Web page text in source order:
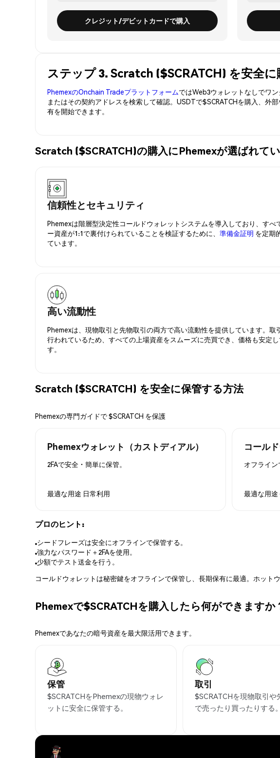
クレジット/デビットカードで購入
ステップ 3. Scratch ($SCRATCH) を安全
PhemexのOnchain TradeプラットフォームではWeb3ウォレットなしでワ
またはその契約アドレスを検索して確認。USDTで$SCRATCHを購入、外
有を開始できます。
Scratch ($SCRATCH)の購入にPhemexが選ばれて
信頼性とセキュリティ
Phemexは階層型決定性コールドウォレットシステムを導入しており、すべ
ー資産が1:1で裏付けられていることを検証するために、 準備金証明 を定期
ています。
高い流動性
Phemexは、現物取引と先物取引の両方で高い流動性を提供しています。取
行われているため、すべての上場資産をスムーズに売買でき、価格も安定し
す。
Scratch ($SCRATCH) を安全に保管する方法
Phemexの専門ガイドで $SCRATCH を保護
Phemexウォレット（カストディアル）
2FAで安全・簡単に保管。
最適な用途 日常利用
コール
オフライン
最適な用途
プロのヒント:
シードフレーズは安全にオフラインで保管する。
強力なパスワード＋2FAを使用。
少額でテスト送金を行う。
コールドウォレットは秘密鍵をオフラインで保管し、長期保有に最適。ホット
Phemexで$SCRATCHを購入したら何ができますか
Phemexであなたの暗号資産を最大限活用できます。
保管
$SCRATCHをPhemexの現物ウォレ
ットに安全に保管する。
取引
$SCRATCHを現物取引や
で売ったり買ったりする。